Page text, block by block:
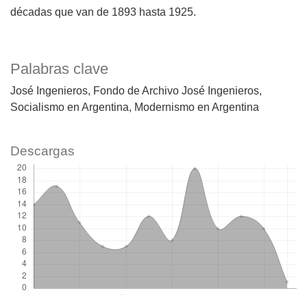
Palabras clave
José Ingenieros Fondo de Archivo José Ingenieros
Socialismo en Argentina
Modernismo en Argentina
décadas que van de 1893 hasta 1925.
Descargas